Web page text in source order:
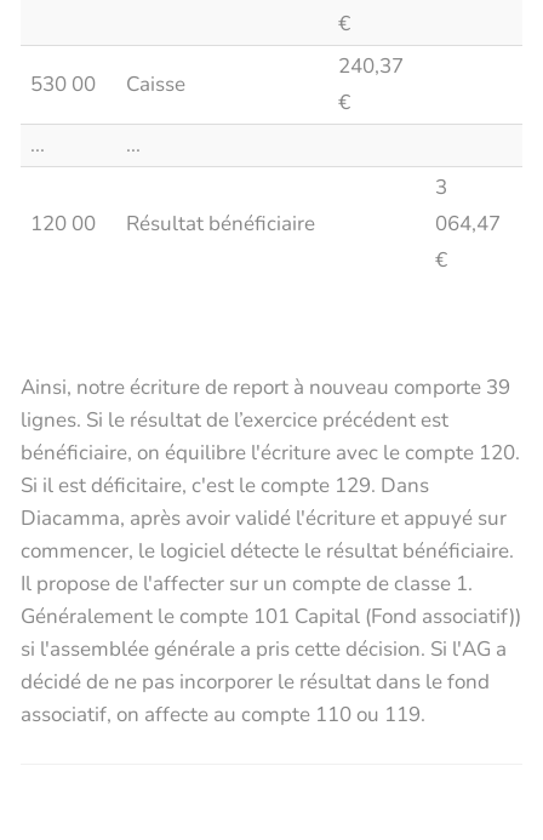
€
530 00 Caisse
240,37
€
...
...
120 00 Résultat bénéficiaire
3
064,47
€
Ainsi, notre écriture de report à nouveau comporte 39
lignes. Si le résultat de l’exercice précédent est
bénéficiaire, on équilibre l'écriture avec le compte 120.
Si il est déficitaire, c'est le compte 129. Dans
Diacamma, après avoir validé l'écriture et appuyé sur
commencer, le logiciel détecte le résultat bénéficiaire.
Il propose de l'affecter sur un compte de classe 1.
Généralement le compte 101 Capital (Fond associatif))
si l'assemblée générale a pris cette décision. Si l'AG a
décidé de ne pas incorporer le résultat dans le fond
associatif, on affecte au compte 110 ou 119.